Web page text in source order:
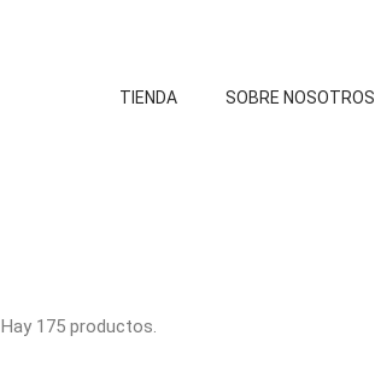
TIENDA SOBRE NOSOTROS
Hay 175 productos.